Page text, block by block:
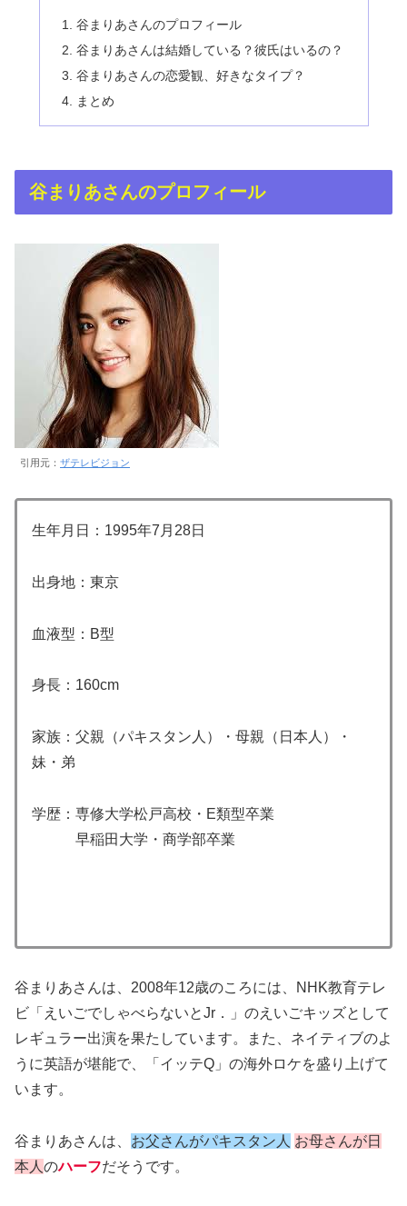
谷まりあさんのプロフィール
谷まりあさんは結婚している？彼氏はいるの？
谷まりあさんの恋愛観、好きなタイプ？
まとめ
谷まりあさんのプロフィール
引用元： ザテレビジョン
生年月日：1995年7月28日
出身地：東京
血液型：B型
身長：160cm
家族：父親（パキスタン人）・母親（日本人）・
妹・弟
学歴：専修大学松戸高校・E類型卒業
早稲田大学・商学部卒業
谷まりあさんは、2008年12歳のころには、NHK教育テレ
ビ「えいごでしゃべらないとJr．」のえいごキッズとして
レギュラー出演を果たしています。また、ネイティブのよ
うに英語が堪能で、「イッテQ」の海外ロケを盛り上げて
います。
谷まりあさんは、 お父さんがパキスタン人 お母さんが日
本人 のハーフだそうです。